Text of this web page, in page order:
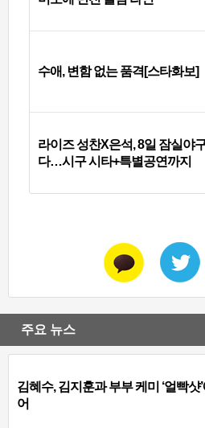
수애, 변함 없는 품격[스타화보]
라이즈 성찬X은석, 8일 잠실야
다…시구 시타+특별공연까지
주요 뉴스
김혜수, 김지훈과 부부 케미 ‘얼빡샷
어